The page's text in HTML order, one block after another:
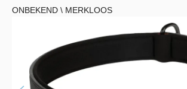
ONBEKEND \ MERKLOOS